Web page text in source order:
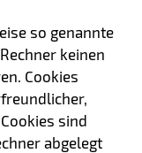
so genannte
keinen
Cookies
sind
abgelegt